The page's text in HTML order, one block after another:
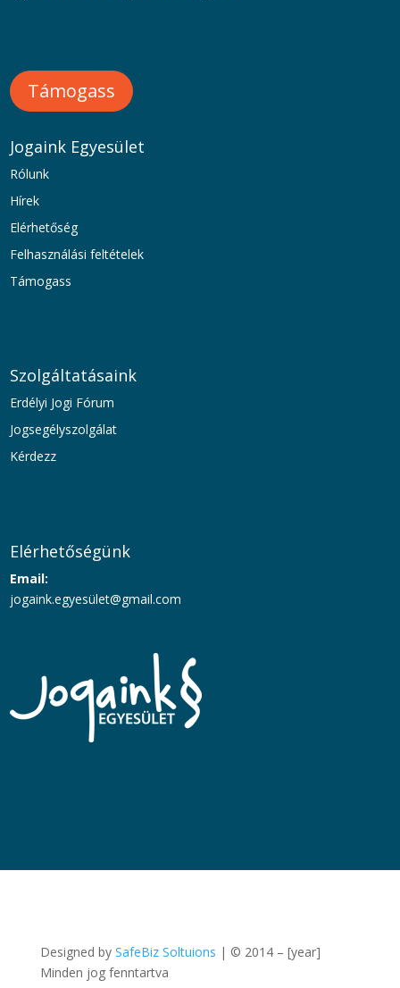
Támogass
Jogaink Egyesület
Rólunk
Hírek
Elérhetőség
Felhasználási feltételek
Támogass
Szolgáltatásaink
Erdélyi Jogi Fórum
Jogsegélyszolgálat
Kérdezz
Elérhetőségünk
Email:
jogaink.egyesület@gmail.com
Designed by SafeBiz Soltuions | © 2014 – [year]
Minden jog fenntartva